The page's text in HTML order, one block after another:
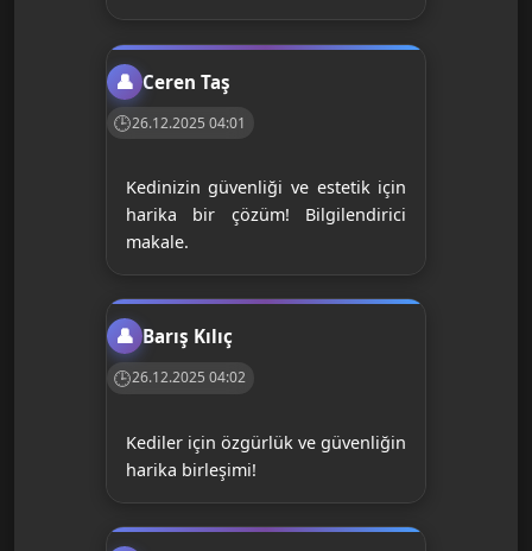
Ceren Taş
26.12.2025 04:01
Kedinizin güvenliği ve estetik için
harika bir çözüm! Bilgilendirici
makale.
Barış Kılıç
26.12.2025 04:02
Kediler için özgürlük ve güvenliğin
harika birleşimi!